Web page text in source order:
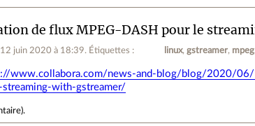
de flux MPEG-DASH pour le
12 juin 2020 à 18:39. Étiquettes : linux gstreamer mpeg
www.collabora.com/news-and-blog/blog/2020/06/
streaming-with-gstreamer/
).